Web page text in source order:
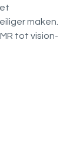
maken.
tot vision-